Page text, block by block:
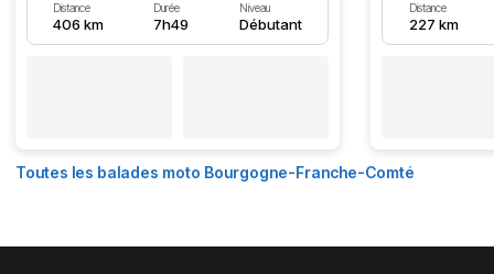
Distance
406 km
Durée
7h49
Niveau
Débutant
Distance
227 km
Toutes les balades moto Bourgogne-Franche-Comté